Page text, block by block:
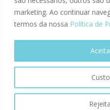
marketing. Ao continuar
termos da nossa Política de
© 2026